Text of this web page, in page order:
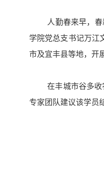
人勤春来早，
学院党总支书记万江
市及宜丰县等地，开
在丰城市谷多
专家团队建议该学员